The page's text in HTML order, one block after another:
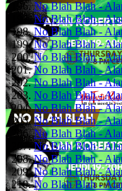
No Blah Blah -
No Blah Blah -
No Blah Blah -
No Blah Blah -
No Blah Blah -
No Blah Blah -
No Blah Blah -
No Blah Blah -
No Blah Blah -
No Blah Blah -
No Blah Blah -
No Blah Blah -
No Blah Blah -
No Blah Blah -
No Blah Blah -